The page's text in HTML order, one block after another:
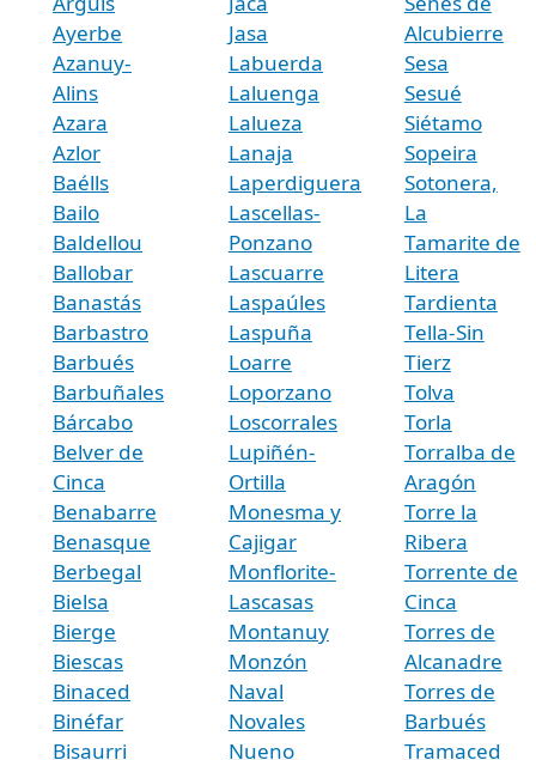
Ayerbe
Azanuy-
Alins
Azara
Azlor
Baélls
Bailo
Baldellou
Ballobar
Banastás
Barbastro
Barbués
Barbuñales
Bárcabo
Belver de
Cinca
Benabarre
Benasque
Berbegal
Bielsa
Bierge
Biescas
Binaced
Binéfar
Bisaurri
Jasa
Labuerda
Laluenga
Lalueza
Lanaja
Laperdiguera
Lascellas-
Ponzano
Lascuarre
Laspaúles
Laspuña
Loarre
Loporzano
Loscorrales
Lupiñén-
Ortilla
Monesma y
Cajigar
Monflorite-
Lascasas
Montanuy
Monzón
Naval
Novales
Nueno
Alcubierre
Sesa
Sesué
Siétamo
Sopeira
Sotonera,
La
Tamarite de
Litera
Tardienta
Tella-Sin
Tierz
Tolva
Torla
Torralba de
Aragón
Torre la
Ribera
Torrente de
Cinca
Torres de
Alcanadre
Torres de
Barbués
Tramaced